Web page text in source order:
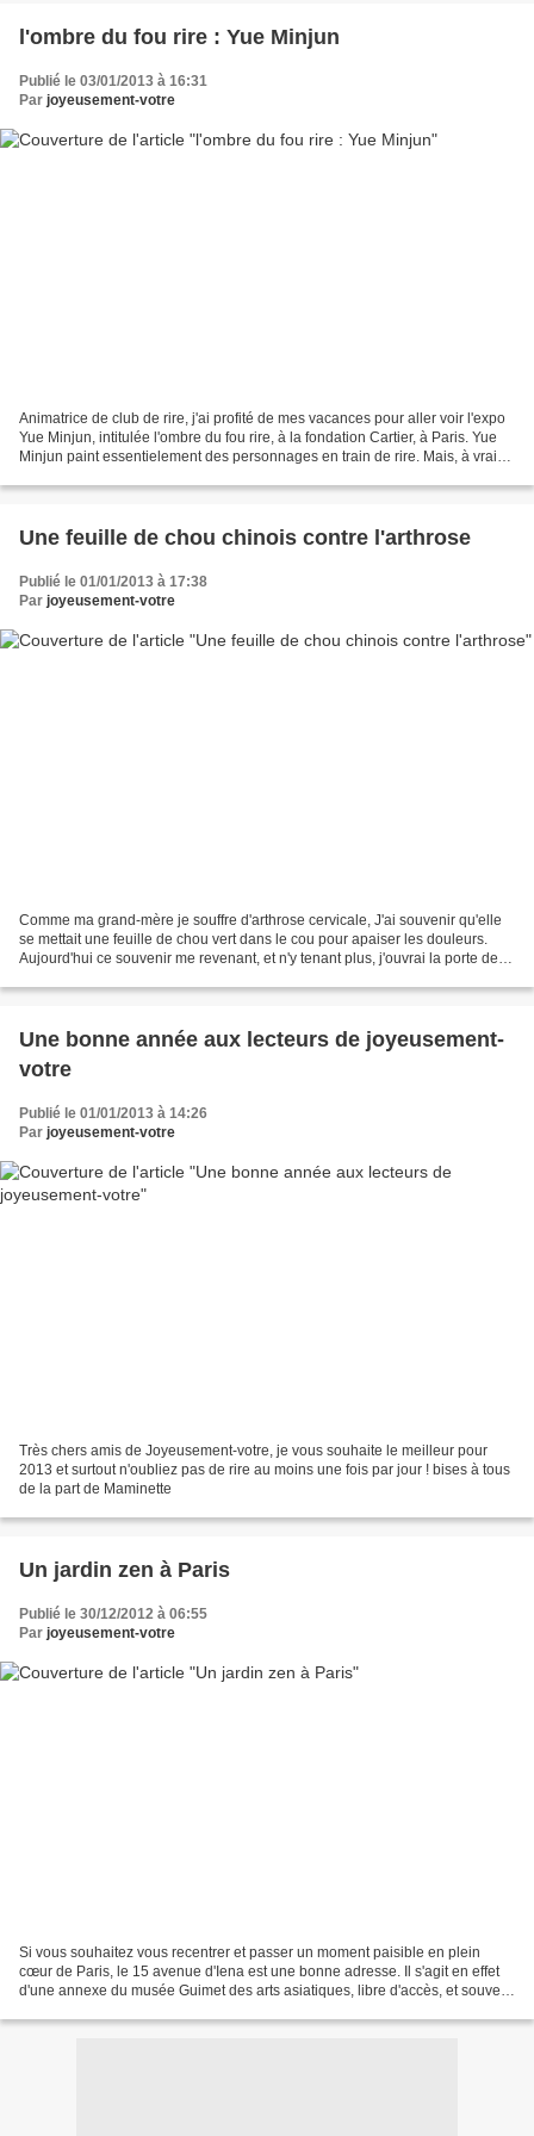
l'ombre du fou rire : Yue Minjun
Publié le 03/01/2013 à 16:31
Par joyeusement-votre
Animatrice de club de rire, j'ai profité de mes vacances pour aller voir l'expo
Yue Minjun, intitulée l'ombre du fou rire, à la fondation Cartier, à Paris. Yue
Minjun paint essentielement des personnages en train de rire. Mais, à vrai
Une feuille de chou chinois contre l'arthrose
Publié le 01/01/2013 à 17:38
Par joyeusement-votre
Comme ma grand-mère je souffre d'arthrose cervicale, J'ai souvenir qu'elle
se mettait une feuille de chou vert dans le cou pour apaiser les douleurs.
Aujourd'hui ce souvenir me revenant, et n'y tenant plus, j'ouvrai la porte de
Une bonne année aux lecteurs de joyeusement-
votre
Publié le 01/01/2013 à 14:26
Par joyeusement-votre
Très chers amis de Joyeusement-votre, je vous souhaite le meilleur pour
2013 et surtout n'oubliez pas de rire au moins une fois par jour ! bises à tous
de la part de Maminette
Un jardin zen à Paris
Publié le 30/12/2012 à 06:55
Par joyeusement-votre
Si vous souhaitez vous recentrer et passer un moment paisible en plein
cœur de Paris, le 15 avenue d'Iena est une bonne adresse. Il s'agit en effet
d'une annexe du musée Guimet des arts asiatiques, libre d'accès, et souvent